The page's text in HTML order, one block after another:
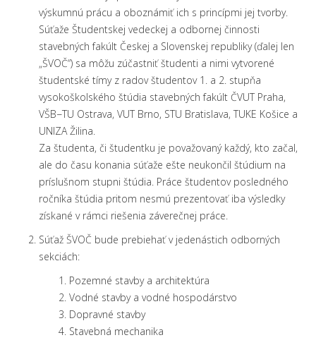
výskumnú prácu a oboznámiť ich s princípmi jej tvorby.
Súťaže Študentskej vedeckej a odbornej činnosti
stavebných fakúlt Českej a Slovenskej republiky (ďalej len
„ŠVOČ“) sa môžu zúčastniť študenti a nimi vytvorené
študentské tímy z radov študentov 1. a 2. stupňa
vysokoškolského štúdia stavebných fakúlt ČVUT Praha,
VŠB−TU Ostrava, VUT Brno, STU Bratislava, TUKE Košice a
UNIZA Žilina.
Za študenta, či študentku je považovaný každý, kto začal,
ale do času konania súťaže ešte neukončil štúdium na
príslušnom stupni štúdia. Práce študentov posledného
ročníka štúdia pritom nesmú prezentovať iba výsledky
získané v rámci riešenia záverečnej práce.
Súťaž ŠVOČ bude prebiehať v jedenástich odborných
sekciách:
1. Pozemné stavby a architektúra
2. Vodné stavby a vodné hospodárstvo
3. Dopravné stavby
4. Stavebná mechanika